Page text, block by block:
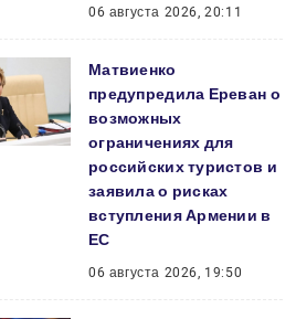
06 августа 2026, 20:11
Матвиенко
предупредила Ереван о
возможных
ограничениях для
российских туристов и
заявила о рисках
вступления Армении в
ЕС
06 августа 2026, 19:50